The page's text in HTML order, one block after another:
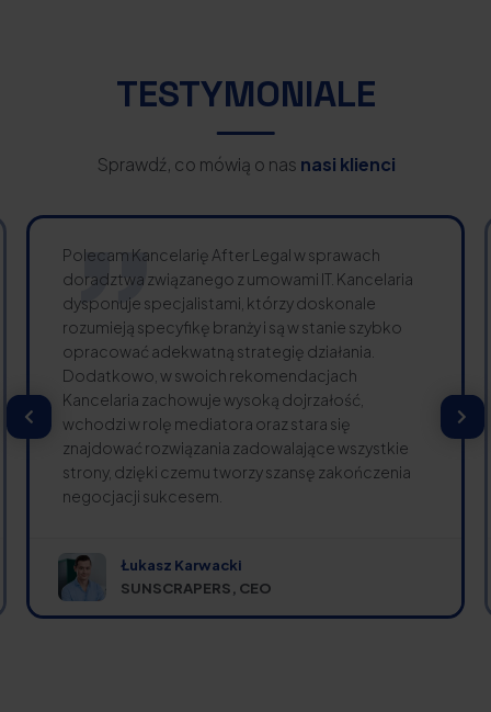
TESTYMONIALE
Sprawdź, co mówią o nas nasi klienci
Polecam Kancelarię After Legal w sprawach
doradztwa związanego z umowami IT. Kancelaria
dysponuje specjalistami, którzy doskonale
rozumieją specyfikę branży i są w stanie szybko
opracować adekwatną strategię działania.
Dodatkowo, w swoich rekomendacjach
Kancelaria zachowuje wysoką dojrzałość,
wchodzi w rolę mediatora oraz stara się
znajdować rozwiązania zadowalające wszystkie
strony, dzięki czemu tworzy szansę zakończenia
negocjacji sukcesem.
Łukasz Karwacki
SUNSCRAPERS, CEO